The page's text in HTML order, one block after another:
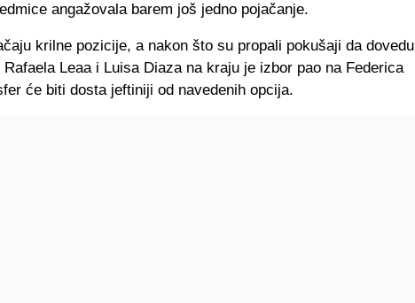
angažovala barem još jedno pojačanje.
krilne pozicije, a nakon što su propali pokušaji da dovedu
Leaa i Luisa Diaza na kraju je izbor pao na Federica
će biti dosta jeftiniji od navedenih opcija.